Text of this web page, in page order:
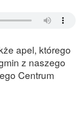
apel, którego
z naszego
Centrum